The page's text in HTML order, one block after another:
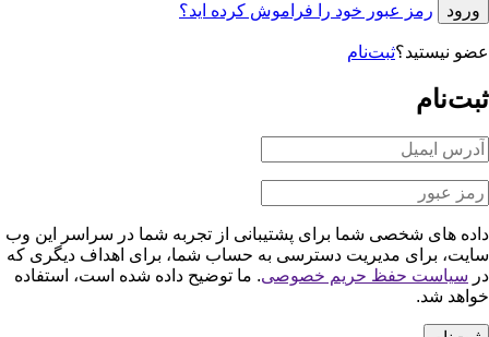
ورود رمز عبور خود را فراموش کرده اید؟
عضو نیستید؟ثبت‌نام
ثبت‌نام
داده های شخصی شما برای پشتیبانی از تجربه شما در سراسر این وب
سایت، برای مدیریت دسترسی به حساب شما، برای اهداف دیگری که
در سیاست حفظ حریم خصوصی. ما توضیح داده شده است، استفاده
خواهد شد.